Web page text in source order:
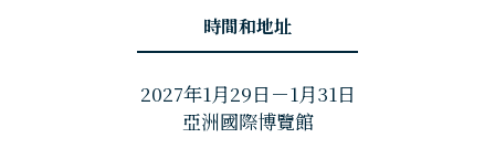
時間和地址
2027年1月29日－1月31日
亞洲國際博覽館